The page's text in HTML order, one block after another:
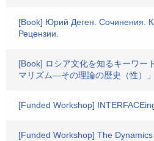
[Book] Юрий Деген. Сочинения.
Рецензии.
[Book] ロシア文化を知るキーワー
マリズム―その理論の歴史（性）」
[Funded Workshop]
[Funded Workshop] The